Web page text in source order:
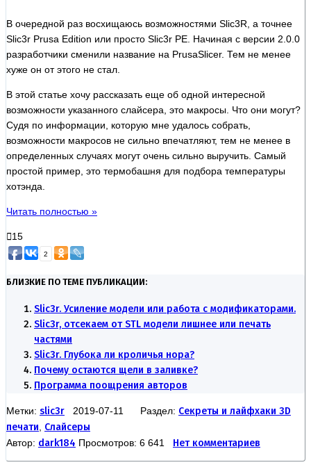
В очередной раз восхищаюсь возможностями Slic3R, а точнее
Slic3r Prusa Edition или просто Slic3r PE. Начиная с версии 2.0.0
разработчики сменили название на PrusaSlicer. Тем не менее
хуже он от этого не стал.
В этой статье хочу рассказать еще об одной интересной
возможности указанного слайсера, это макросы. Что они могут?
Судя по информации, которую мне удалось собрать,
возможности макросов не сильно впечатляют, тем не менее в
определенных случаях могут очень сильно выручить. Самый
простой пример, это термобашня для подбора температуры
хотэнда.
Читать полностью »
15
2
БЛИЗКИЕ ПО ТЕМЕ ПУБЛИКАЦИИ:
Slic3r. Усиление модели или работа с модификаторами.
Slic3r, отсекаем от STL модели лишнее или печать
частями
Slic3r. Глубока ли кроличья нора?
Почему остаются щели в заливке?
Программа поощрения авторов
Метки: slic3r 2019-07-11 Раздел: Секреты и лайфхаки 3D
печати Слайсеры
Автор: dark184 Просмотров: 6 641 Нет комментариев